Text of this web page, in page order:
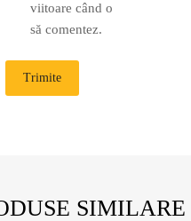
viitoare când o
să comentez.
SIMILARE